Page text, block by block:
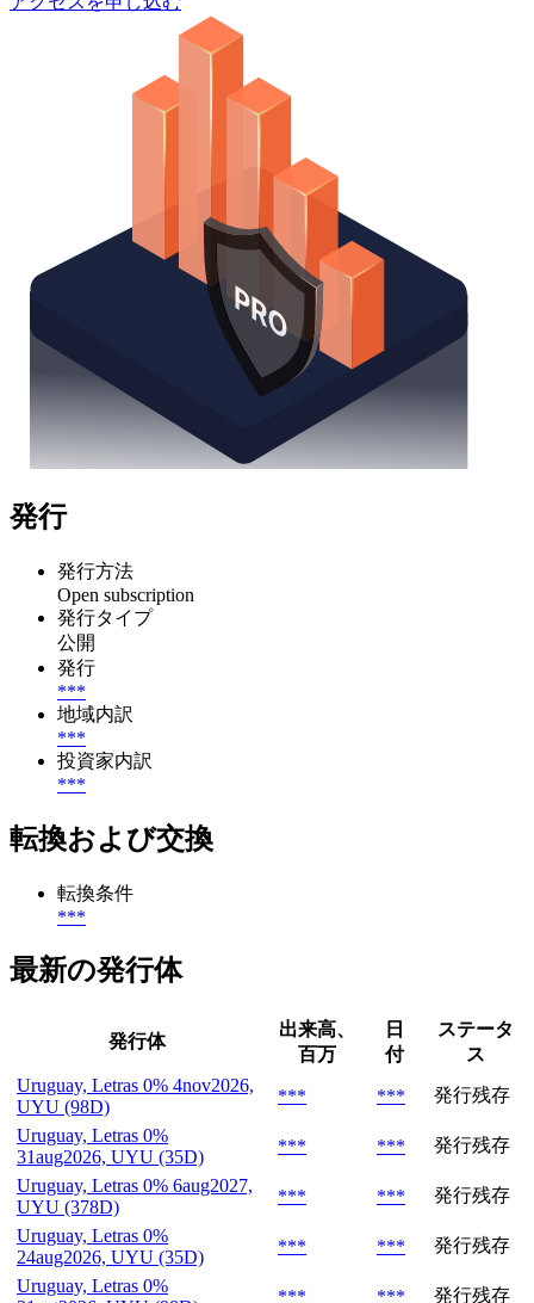
発行
発行方法
Open subscription
発行タイプ
公開
発行
***
地域内訳
***
投資家内訳
***
転換および交換
転換条件
***
最新の発行体
発行体
出来高、
百万
日
付
ステータ
ス
Uruguay, Letras 0% 4nov2026,
UYU (98D)
*** ***
発行残存
Uruguay, Letras 0%
31aug2026, UYU (35D)
*** ***
発行残存
Uruguay, Letras 0% 6aug2027,
UYU (378D)
*** ***
発行残存
Uruguay, Letras 0%
24aug2026, UYU (35D)
*** ***
発行残存
Uruguay, Letras 0%
*** ***
発行残存